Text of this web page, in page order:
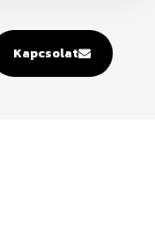
Kapcsolat